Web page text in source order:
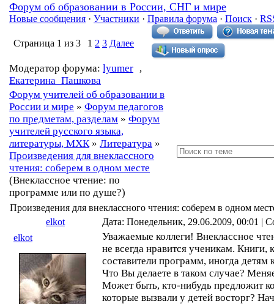
Форум об образовании в России, СНГ и мире
Новые сообщения · Участники · Правила форума · Поиск ·
Страница 1 из 3 1 2 3 Далее
Модератор форума: lyumer ,
Екатерина_Пашкова
Форум учителей об образовании в
России и мире » Форум педагогов
по предметам, разделам » Форум
учителей русского языка,
литературы, МХК » Литература »
Произведения для внеклассного
чтения: соберем в одном месте
(Внеклассное чтение: по
программе или по душе?)
Произведения для внеклассного чтения: соберем в одном
elkot
Дата: Понедельник, 29.06.2009, 00:01 |
elkot
Уважаемые коллеги! Внеклассное
не всегда нравится ученикам. Книги,
составители программ, иногда
Что Вы делаете в таком случае?
Может быть, кто-нибудь предложит
которые вызвали у детей восторг?